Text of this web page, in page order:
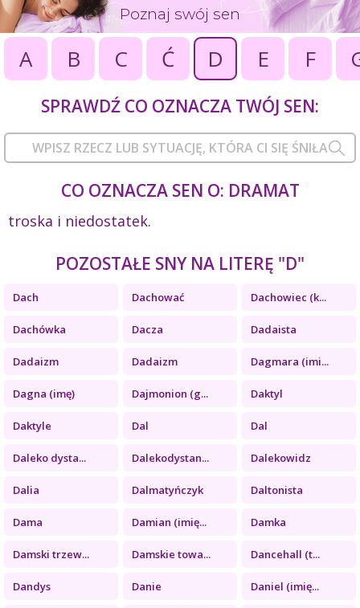
Poznaj swój sen
A B C Ć D E F
SPRAWDŹ CO OZNACZA TWÓJ SEN:
CO OZNACZA SEN O: DRAMAT
troska i niedostatek.
POZOSTAŁE SNY NA LITERĘ "D"
Dach Dachować Dachowiec (k...
Dachówka Dacza Dadaista
Dadaizm Dadaizm Dagmara (imi...
Dagna (imę) Dajmonion (g... Daktyl
Daktyle Dal Dal
Daleko dysta... Dalekodystan... Dalekowidz
Dalia Dalmatyńczyk Daltonista
Dama Damian (imię... Damka
Damski trzew... Damskie towa... Dancehall (t...
Dandys Danie Daniel (imię...